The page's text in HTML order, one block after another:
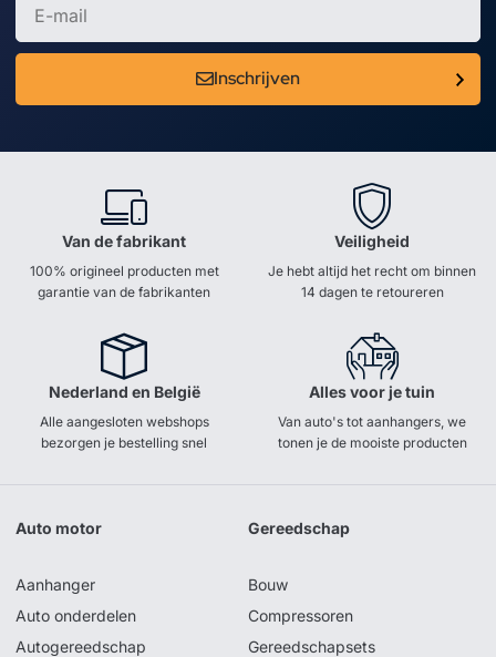
Inschrijven
Van de fabrikant
100% origineel producten met
garantie van de fabrikanten
Veiligheid
Je hebt altijd het recht om binnen
14 dagen te retoureren
Nederland en België
Alle aangesloten webshops
bezorgen je bestelling snel
Alles voor je tuin
Van auto's tot aanhangers, we
tonen je de mooiste producten
Auto motor
Aanhanger
Auto onderdelen
Autogereedschap
Gereedschap
Bouw
Compressoren
Gereedschapsets